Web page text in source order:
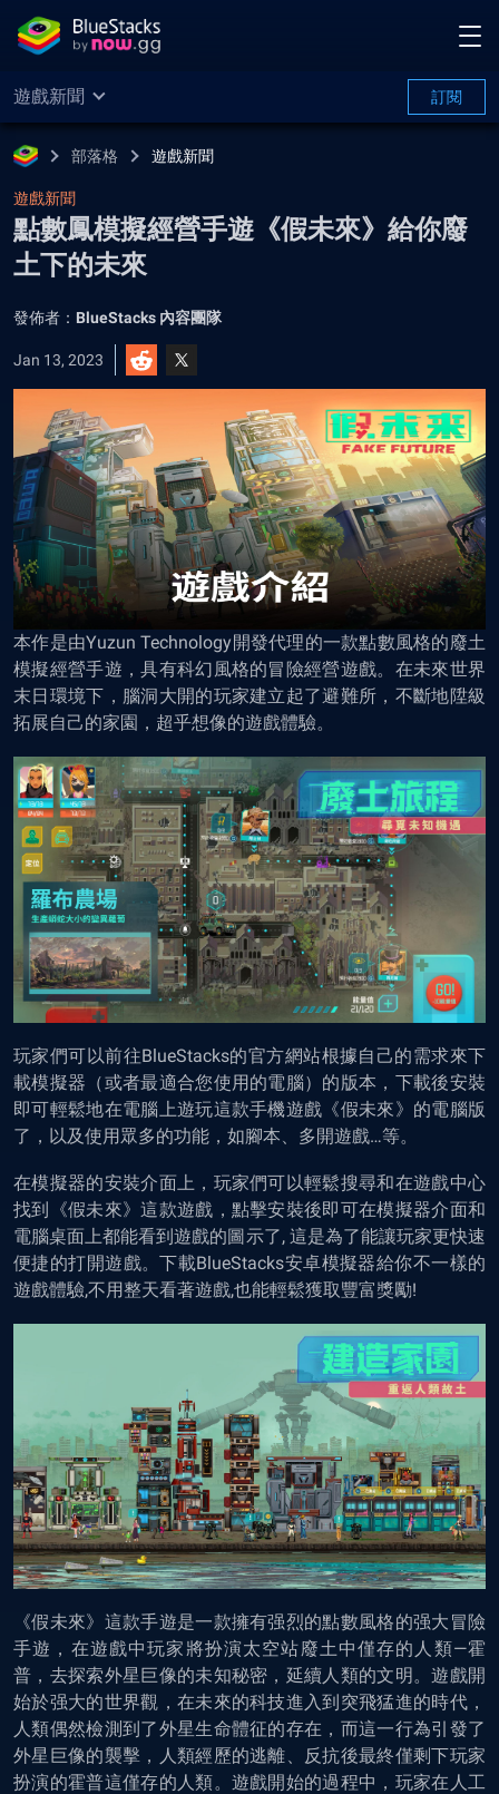
遊戲新聞 訂閱
部落格 遊戲新聞
遊戲新聞
點數鳳模擬經營手遊《假未來》給你廢
土下的未來
發佈者： BlueStacks 內容團隊
Jan 13, 2023
本作是由Yuzun Technology開發代理的一款點數風格的廢土
模擬經營手遊，具有科幻風格的冒險經營遊戲。在未來世界
末日環境下，腦洞大開的玩家建立起了避難所，不斷地陞級
拓展自己的家園，超乎想像的遊戲體驗。
玩家們可以前往BlueStacks的官方網站根據自己的需求來下
載模擬器（或者最適合您使用的電腦）的版本，下載後安裝
即可輕鬆地在電腦上遊玩這款手機遊戲《假未來》的電腦版
了，以及使用眾多的功能，如腳本、多開遊戲…等。
在模擬器的安裝介面上，玩家們可以輕鬆搜尋和在遊戲中心
找到《假未來》這款遊戲，點擊安裝後即可在模擬器介面和
電腦桌面上都能看到遊戲的圖示了, 這是為了能讓玩家更快速
便捷的打開遊戲。下載BlueStacks安卓模擬器給你不一樣的
遊戲體驗,不用整天看著遊戲,也能輕鬆獲取豐富獎勵!
《假未來》這款手遊是一款擁有强烈的點數風格的强大冒險
手遊，在遊戲中玩家將扮演太空站廢土中僅存的人類—霍
普，去探索外星巨像的未知秘密，延續人類的文明。遊戲開
始於强大的世界觀，在未來的科技進入到突飛猛進的時代，
人類偶然檢測到了外星生命體征的存在，而這一行為引發了
外星巨像的襲擊，人類經歷的逃離、反抗後最終僅剩下玩家
扮演的霍普這僅存的人類。遊戲開始的過程中，玩家在人工